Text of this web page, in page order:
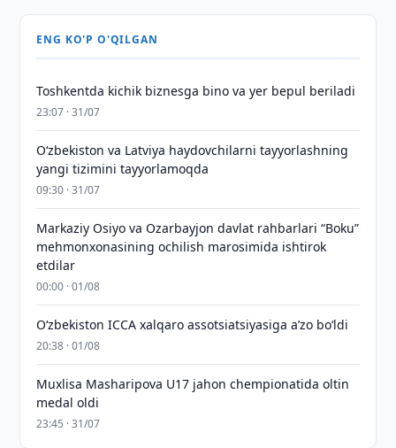
ENG KO'P O'QILGAN
Toshkentda kichik biznesga bino va yer bepul beriladi
23:07 · 31/07
Oʻzbekiston va Latviya haydovchilarni tayyorlashning
yangi tizimini tayyorlamoqda
09:30 · 31/07
Markaziy Osiyo va Ozarbayjon davlat rahbarlari “Boku”
mehmonxonasining ochilish marosimida ishtirok
etdilar
00:00 · 01/08
O‘zbekiston ICCA xalqaro assotsiatsiyasiga aʼzo bo‘ldi
20:38 · 01/08
Muxlisa Masharipova U17 jahon chempionatida oltin
medal oldi
23:45 · 31/07